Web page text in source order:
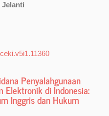
Jelanti
Penyalahgunaan
Elektronik di Indonesia:
Inggris dan Hukum